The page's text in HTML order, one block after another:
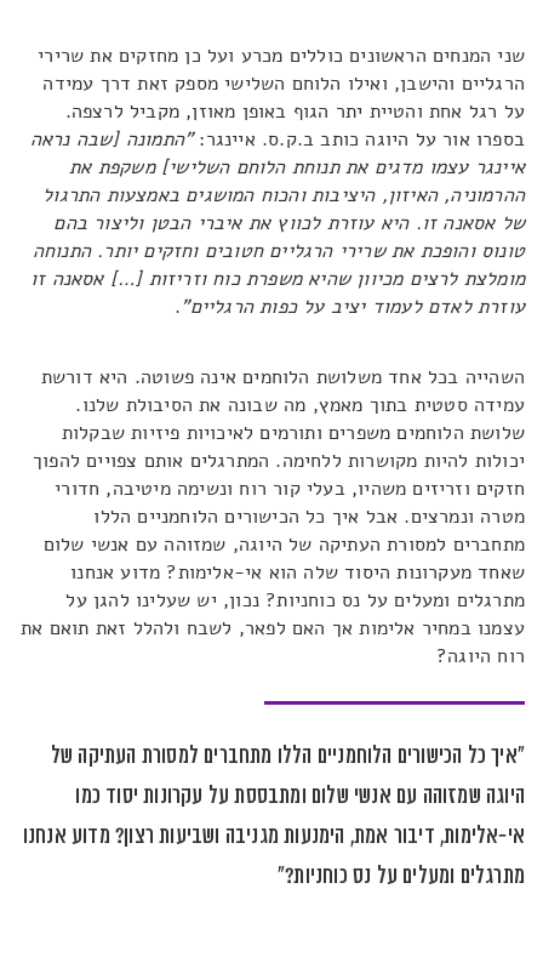
שני המנחים הראשונים כוללים מכרע ועל כן מחזקים את שרירי
הרגליים והישבן, ואילו הלוחם השלישי מספק זאת דרך עמידה
על רגל אחת והטיית יתר הגוף באופן מאוזן, מקביל לרצפה.
בספרו אור על היוגה כותב ב.ק.ס. איינגר:"התמונה [שבה נראה
איינגר עצמו מדגים את תנוחת הלוחם השלישי] משקפת את
ההרמוניה, האיזון, היציבות והכוח המושגים באמצעות התרגול
של אסאנה זו. היא עוזרת לכווץ את איברי הבטן וליצור בהם
טונוס והופכת את שרירי הרגליים חטובים וחזקים יותר. התנוחה
מומלצת לרצים מכיוון שהיא משפרת כוח וזריזות […] אסאנה זו
עוזרת לאדם לעמוד יציב על כפות הרגליים".
השהייה בכל אחד משלושת הלוחמים אינה פשוטה. היא דורשת
עמידה סטטית בתוך מאמץ, מה שבונה את הסיבולת שלנו.
שלושת הלוחמים משפרים ותורמים לאיכויות פיזיות שבקלות
יכולות להיות מקושרות ללחימה. המתרגלים אותם צפויים להפוך
חזקים וזריזים משהיו, בעלי קור רוח ונשימה מיטיבה, חדורי
מטרה ונמרצים. אבל איך כל הכישורים הלוחמניים הללו
מתחברים למסורת העתיקה של היוגה, שמזוהה עם אנשי שלום
שאחד מעקרונות היסוד שלה הוא אי-אלימות? מדוע אנחנו
מתרגלים ומעלים על נס כוחניות? נכון, יש שעלינו להגן על
עצמנו במחיר אלימות אך האם לפאר, לשבח ולהלל זאת תואם את
רוח היוגה?
"איך כל הכישורים הלוחמניים הללו מתחברים למסורת העתיקה של
היוגה שמזוהה עם אנשי שלום ומתבססת על עקרונות יסוד כמו
אי-אלימות, דיבור אמת, הימנעות מגניבה ושביעות רצון? מדוע אנחנו
מתרגלים ומעלים על נס כוחניות?"